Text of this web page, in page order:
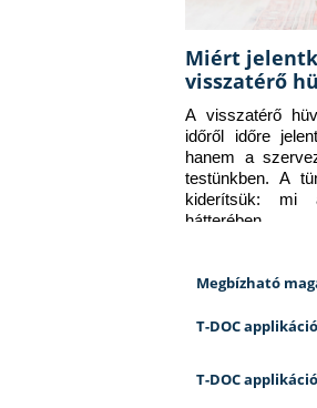
Miért
visszatérő
A visszatérő
időről időre
hanem a
testünkben. A
kiderítsük: mi
hátterében.
Megbízható
T-DOC
T-DOC